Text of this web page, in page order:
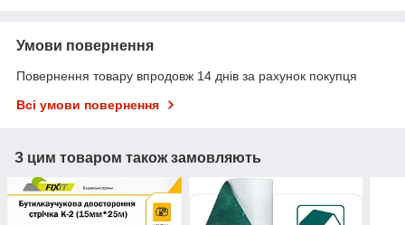
Умови повернення
Повернення товару впродовж 14 днів за рахунок покупця
Всі умови повернення
З цим товаром також замовляють